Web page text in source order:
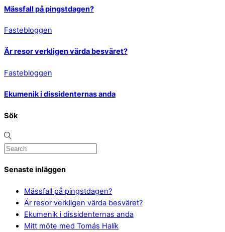
Mässfall på pingstdagen?
Fastebloggen
Är resor verkligen värda besväret?
Fastebloggen
Ekumenik i dissidenternas anda
Sök
Senaste inläggen
Mässfall på pingstdagen?
Är resor verkligen värda besväret?
Ekumenik i dissidenternas anda
Mitt möte med Tomás Halík